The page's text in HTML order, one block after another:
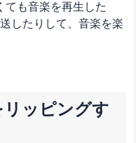
ても音楽を再生した
したりして、音楽を楽
ッピングす